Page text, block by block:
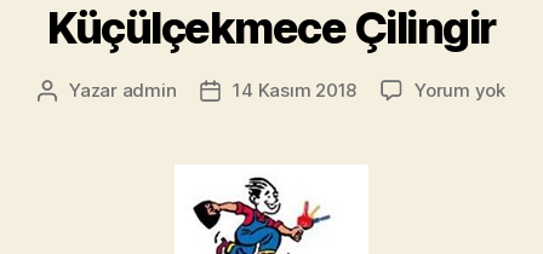
Küçülçekmece Çilingir
Yazının
Yazar admin
Yazı14 Kasım 2018 Yorum yok